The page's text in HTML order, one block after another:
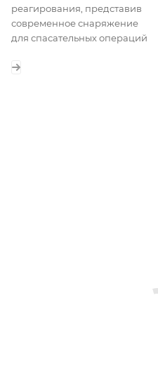
реагирования, представив
современное снаряжение
для спасательных операций